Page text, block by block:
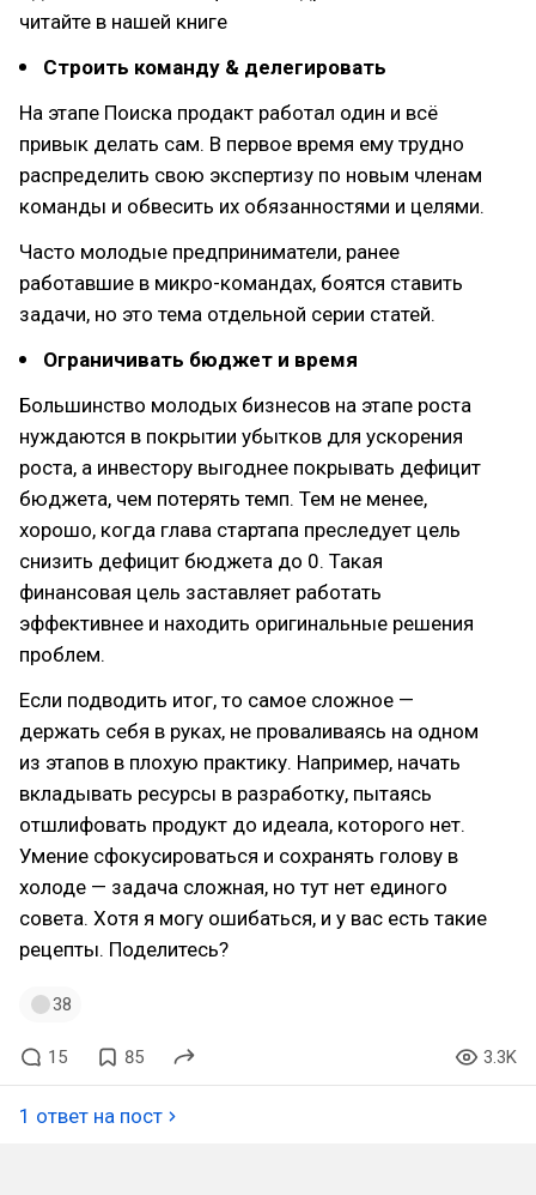
читайте в нашей книге
Строить команду & делегировать
На этапе Поиска продакт работал один и всё
привык делать сам. В первое время ему трудно
распределить свою экспертизу по новым членам
команды и обвесить их обязанностями и целями.
Часто молодые предприниматели, ранее
работавшие в микро-командах, боятся ставить
задачи, но это тема отдельной серии статей.
Ограничивать бюджет и время
Большинство молодых бизнесов на этапе роста
нуждаются в покрытии убытков для ускорения
роста, а инвестору выгоднее покрывать дефицит
бюджета, чем потерять темп. Тем не менее,
хорошо, когда глава стартапа преследует цель
снизить дефицит бюджета до 0. Такая
финансовая цель заставляет работать
эффективнее и находить оригинальные решения
проблем.
Если подводить итог, то самое сложное —
держать себя в руках, не проваливаясь на одном
из этапов в плохую практику. Например, начать
вкладывать ресурсы в разработку, пытаясь
отшлифовать продукт до идеала, которого нет.
Умение сфокусироваться и сохранять голову в
холоде — задача сложная, но тут нет единого
совета. Хотя я могу ошибаться, и у вас есть такие
рецепты. Поделитесь?
38
15 85 3.3K
1 ответ на пост